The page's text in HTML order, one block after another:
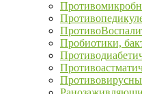
Пробиотики,